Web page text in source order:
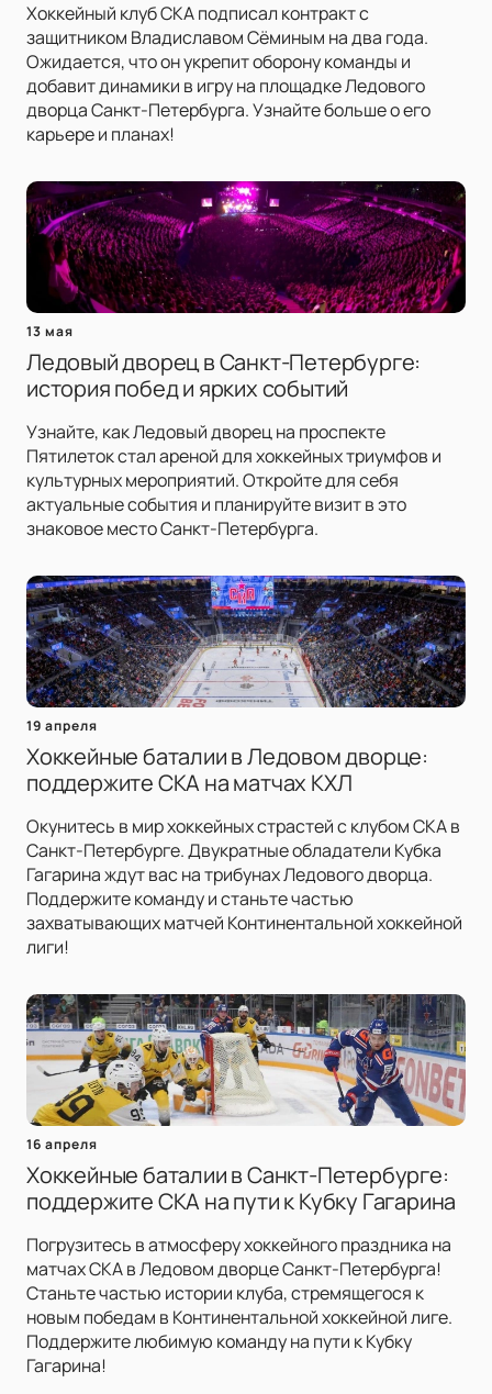
Хоккейный клуб СКА подписал контракт с
защитником Владиславом Сёминым на два года.
Ожидается, что он укрепит оборону команды и
добавит динамики в игру на площадке Ледового
дворца Санкт-Петербурга. Узнайте больше о его
карьере и планах!
13 мая
Ледовый дворец в Санкт-Петербурге:
история побед и ярких событий
Узнайте, как Ледовый дворец на проспекте
Пятилеток стал ареной для хоккейных триумфов и
культурных мероприятий. Откройте для себя
актуальные события и планируйте визит в это
знаковое место Санкт-Петербурга.
19 апреля
Хоккейные баталии в Ледовом дворце:
поддержите СКА на матчах КХЛ
Окунитесь в мир хоккейных страстей с клубом СКА в
Санкт-Петербурге. Двукратные обладатели Кубка
Гагарина ждут вас на трибунах Ледового дворца.
Поддержите команду и станьте частью
захватывающих матчей Континентальной хоккейной
лиги!
16 апреля
Хоккейные баталии в Санкт-Петербурге:
поддержите СКА на пути к Кубку Гагарина
Погрузитесь в атмосферу хоккейного праздника на
матчах СКА в Ледовом дворце Санкт-Петербурга!
Станьте частью истории клуба, стремящегося к
новым победам в Континентальной хоккейной лиге.
Поддержите любимую команду на пути к Кубку
Гагарина!